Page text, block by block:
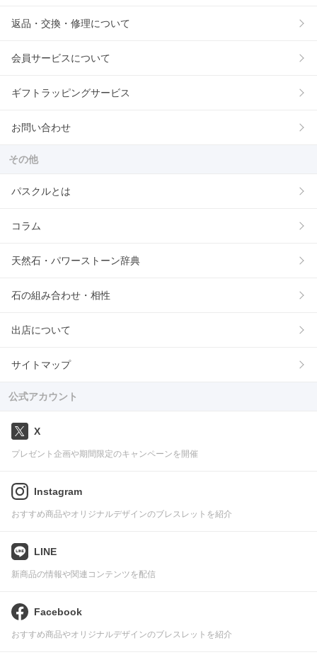
返品・交換・修理について
会員サービスについて
ギフトラッピングサービス
お問い合わせ
その他
パスクルとは
コラム
天然石・パワーストーン辞典
石の組み合わせ・相性
出店について
サイトマップ
公式アカウント
X
プレゼント企画や期間限定のキャンペーンを開催
Instagram
おすすめ商品やオリジナルデザインのブレスレットを紹介
LINE
新商品の情報や関連コンテンツを配信
Facebook
おすすめ商品やオリジナルデザインのブレスレットを紹介